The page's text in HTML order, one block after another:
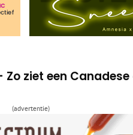
wietolie,
Legale mediwiet, of
wietolie,
(advertentie)